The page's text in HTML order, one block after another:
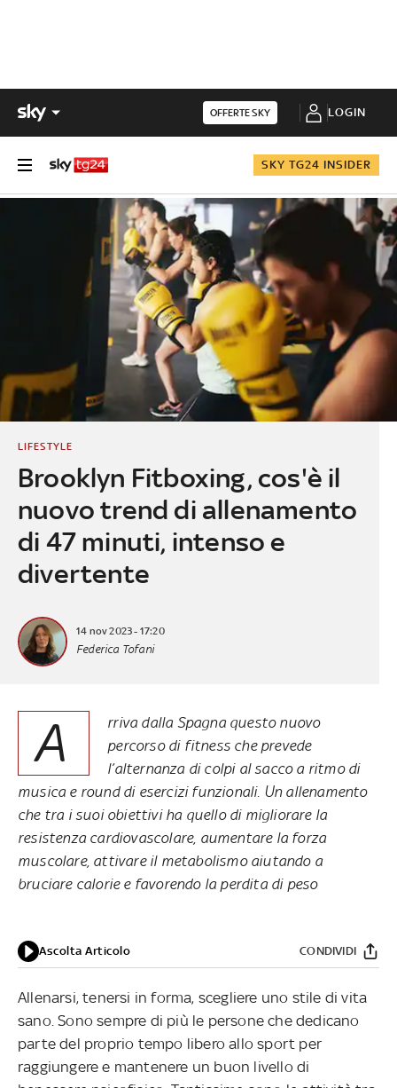
OFFERTE SKY LOGIN
SKY TG24 INSIDER
Brooklyn Fitboxing, cos'è il
nuovo trend di allenamento
di 47 minuti, intenso e
divertente
LIFESTYLE
14 nov 2023 - 17:20
Federica Tofani
A
rriva dalla Spagna questo nuovo
percorso di fitness che prevede
l’alternanza di colpi al sacco a ritmo di
musica e round di esercizi funzionali. Un allenamento
che tra i suoi obiettivi ha quello di migliorare la
resistenza cardiovascolare, aumentare la forza
muscolare, attivare il metabolismo aiutando a
bruciare calorie e favorendo la perdita di peso
Ascolta Articolo CONDIVIDI
Allenarsi, tenersi in forma, scegliere uno stile di vita
sano. Sono sempre di più le persone che dedicano
parte del proprio tempo libero allo sport per
raggiungere e mantenere un buon livello di